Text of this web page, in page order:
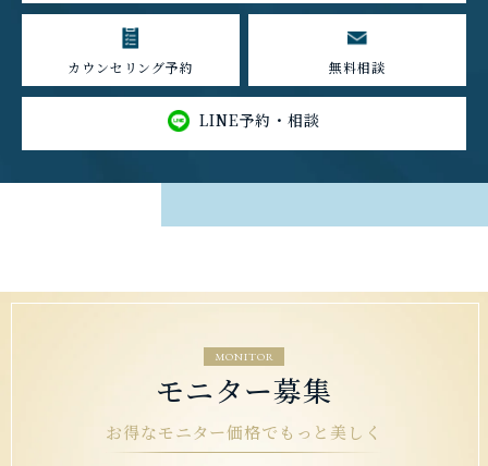
カウンセリング予約 無料相談
LINE予約・相談
MONITOR
モニター募集
お得なモニター価格でもっと美しく